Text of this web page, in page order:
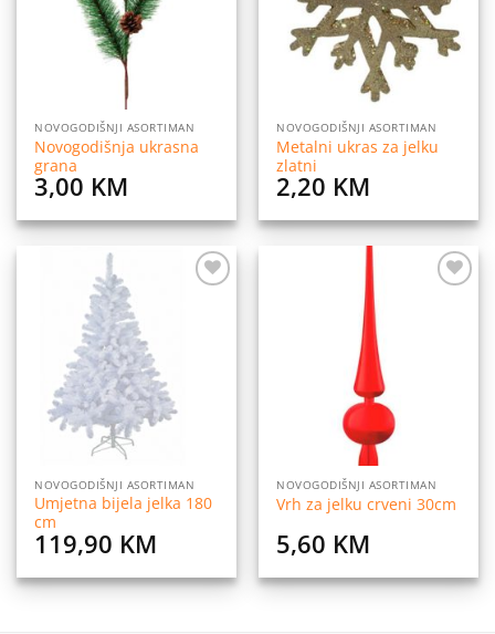
NOVOGODIŠNJI ASORTIMAN
Novogodišnja ukrasna
grana
3,00 KM
NOVOGODIŠNJI ASORTIMAN
Metalni ukras za jelku
zlatni
2,20 KM
NOVOGODIŠNJI ASORTIMAN
Umjetna bijela jelka 180
cm
119,90 KM
NOVOGODIŠNJI ASORTIMAN
Vrh za jelku crveni 30cm
5,60 KM